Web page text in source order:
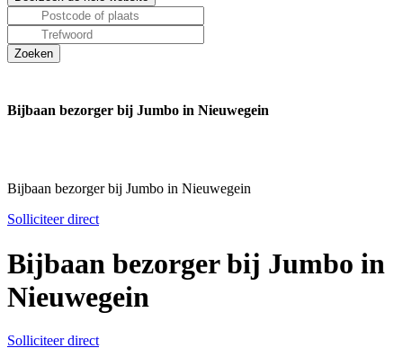
Bijbaan bezorger bij Jumbo in Nieuwegein
Bijbaan bezorger bij Jumbo in Nieuwegein
Solliciteer direct
Bijbaan bezorger bij Jumbo in
Nieuwegein
Solliciteer direct